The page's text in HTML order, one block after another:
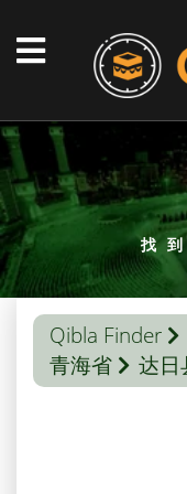
找
Qibla Finder
青海省
达日